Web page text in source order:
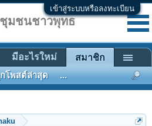
เข้าสู่ระบบหรือลงทะเบียน
ชุมชนชาวพุทธ
มีอะไรใหม่ สมาชิก
โพสต์ล่าสุด ...